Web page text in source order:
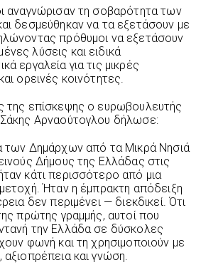
αναγνώρισαν τη σοβαρότητα των
δεσμεύθηκαν να τα εξετάσουν με
πρόθυμοι να εξετάσουν
λύσεις και ειδικά
εργαλεία για τις μικρές
ορεινές κοινότητες.
της επίσκεψης ο ευρωβουλευτής
Αρναούτογλου δήλωσε:
των Δημάρχων από τα Μικρά Νησιά
Δήμους της Ελλάδας στις
κάτι περισσότερο από μια
Ήταν η έμπρακτη απόδειξη
δεν περιμένει — διεκδικεί. Ότι
πρώτης γραμμής, αυτοί που
την Ελλάδα σε δύσκολες
φωνή και τη χρησιμοποιούν με
και γνώση.